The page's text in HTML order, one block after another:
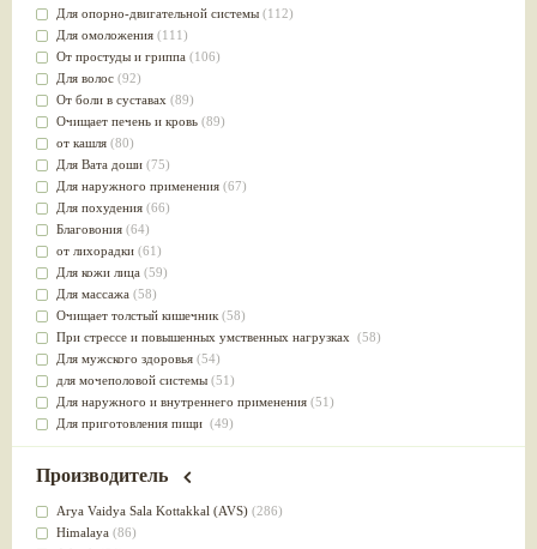
Для опорно-двигательной системы (112)
Для омоложения (111)
От простуды и гриппа (106)
Для волос (92)
От боли в суставах (89)
Очищает печень и кровь (89)
от кашля (80)
Для Вата доши (75)
Для наружного применения (67)
Для похудения (66)
Благовония (64)
от лихорадки (61)
Для кожи лица (59)
Для массажа (58)
Очищает толстый кишечник (58)
При стрессе и повышенных умственных нагрузках (58)
Для мужского здоровья (54)
для мочеполовой системы (51)
Для наружного и внутреннего применения (51)
Для приготовления пищи (49)
от инфекций мочеполовой системы(49)
для суставов
Лечит опухоли и отеки(46)
Для медитации
Производитель
Arya Vaidya Sala Kottakkal (AVS) (286)
Himalaya (86)